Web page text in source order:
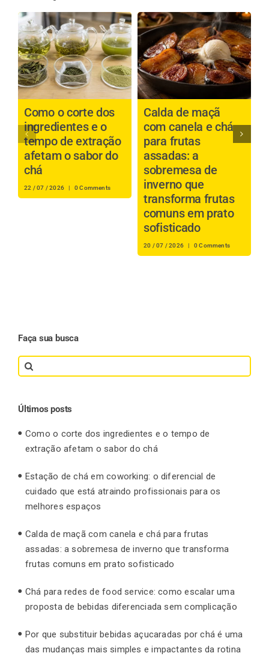
Como o corte dos
ingredientes e o
tempo de extração
afetam o sabor do
chá
22 / 07 / 2026 | 0 Comments
Calda de maçã
com canela e chá
para frutas
assadas: a
sobremesa de
inverno que
transforma frutas
comuns em prato
sofisticado
20 / 07 / 2026 | 0 Comments
Faça sua busca
Search
for:
Últimos posts
Como o corte dos ingredientes e o tempo de
extração afetam o sabor do chá
Estação de chá em coworking: o diferencial de
cuidado que está atraindo profissionais para os
melhores espaços
Calda de maçã com canela e chá para frutas
assadas: a sobremesa de inverno que transforma
frutas comuns em prato sofisticado
Chá para redes de food service: como escalar uma
proposta de bebidas diferenciada sem complicação
Por que substituir bebidas açucaradas por chá é uma
das mudanças mais simples e impactantes da rotina